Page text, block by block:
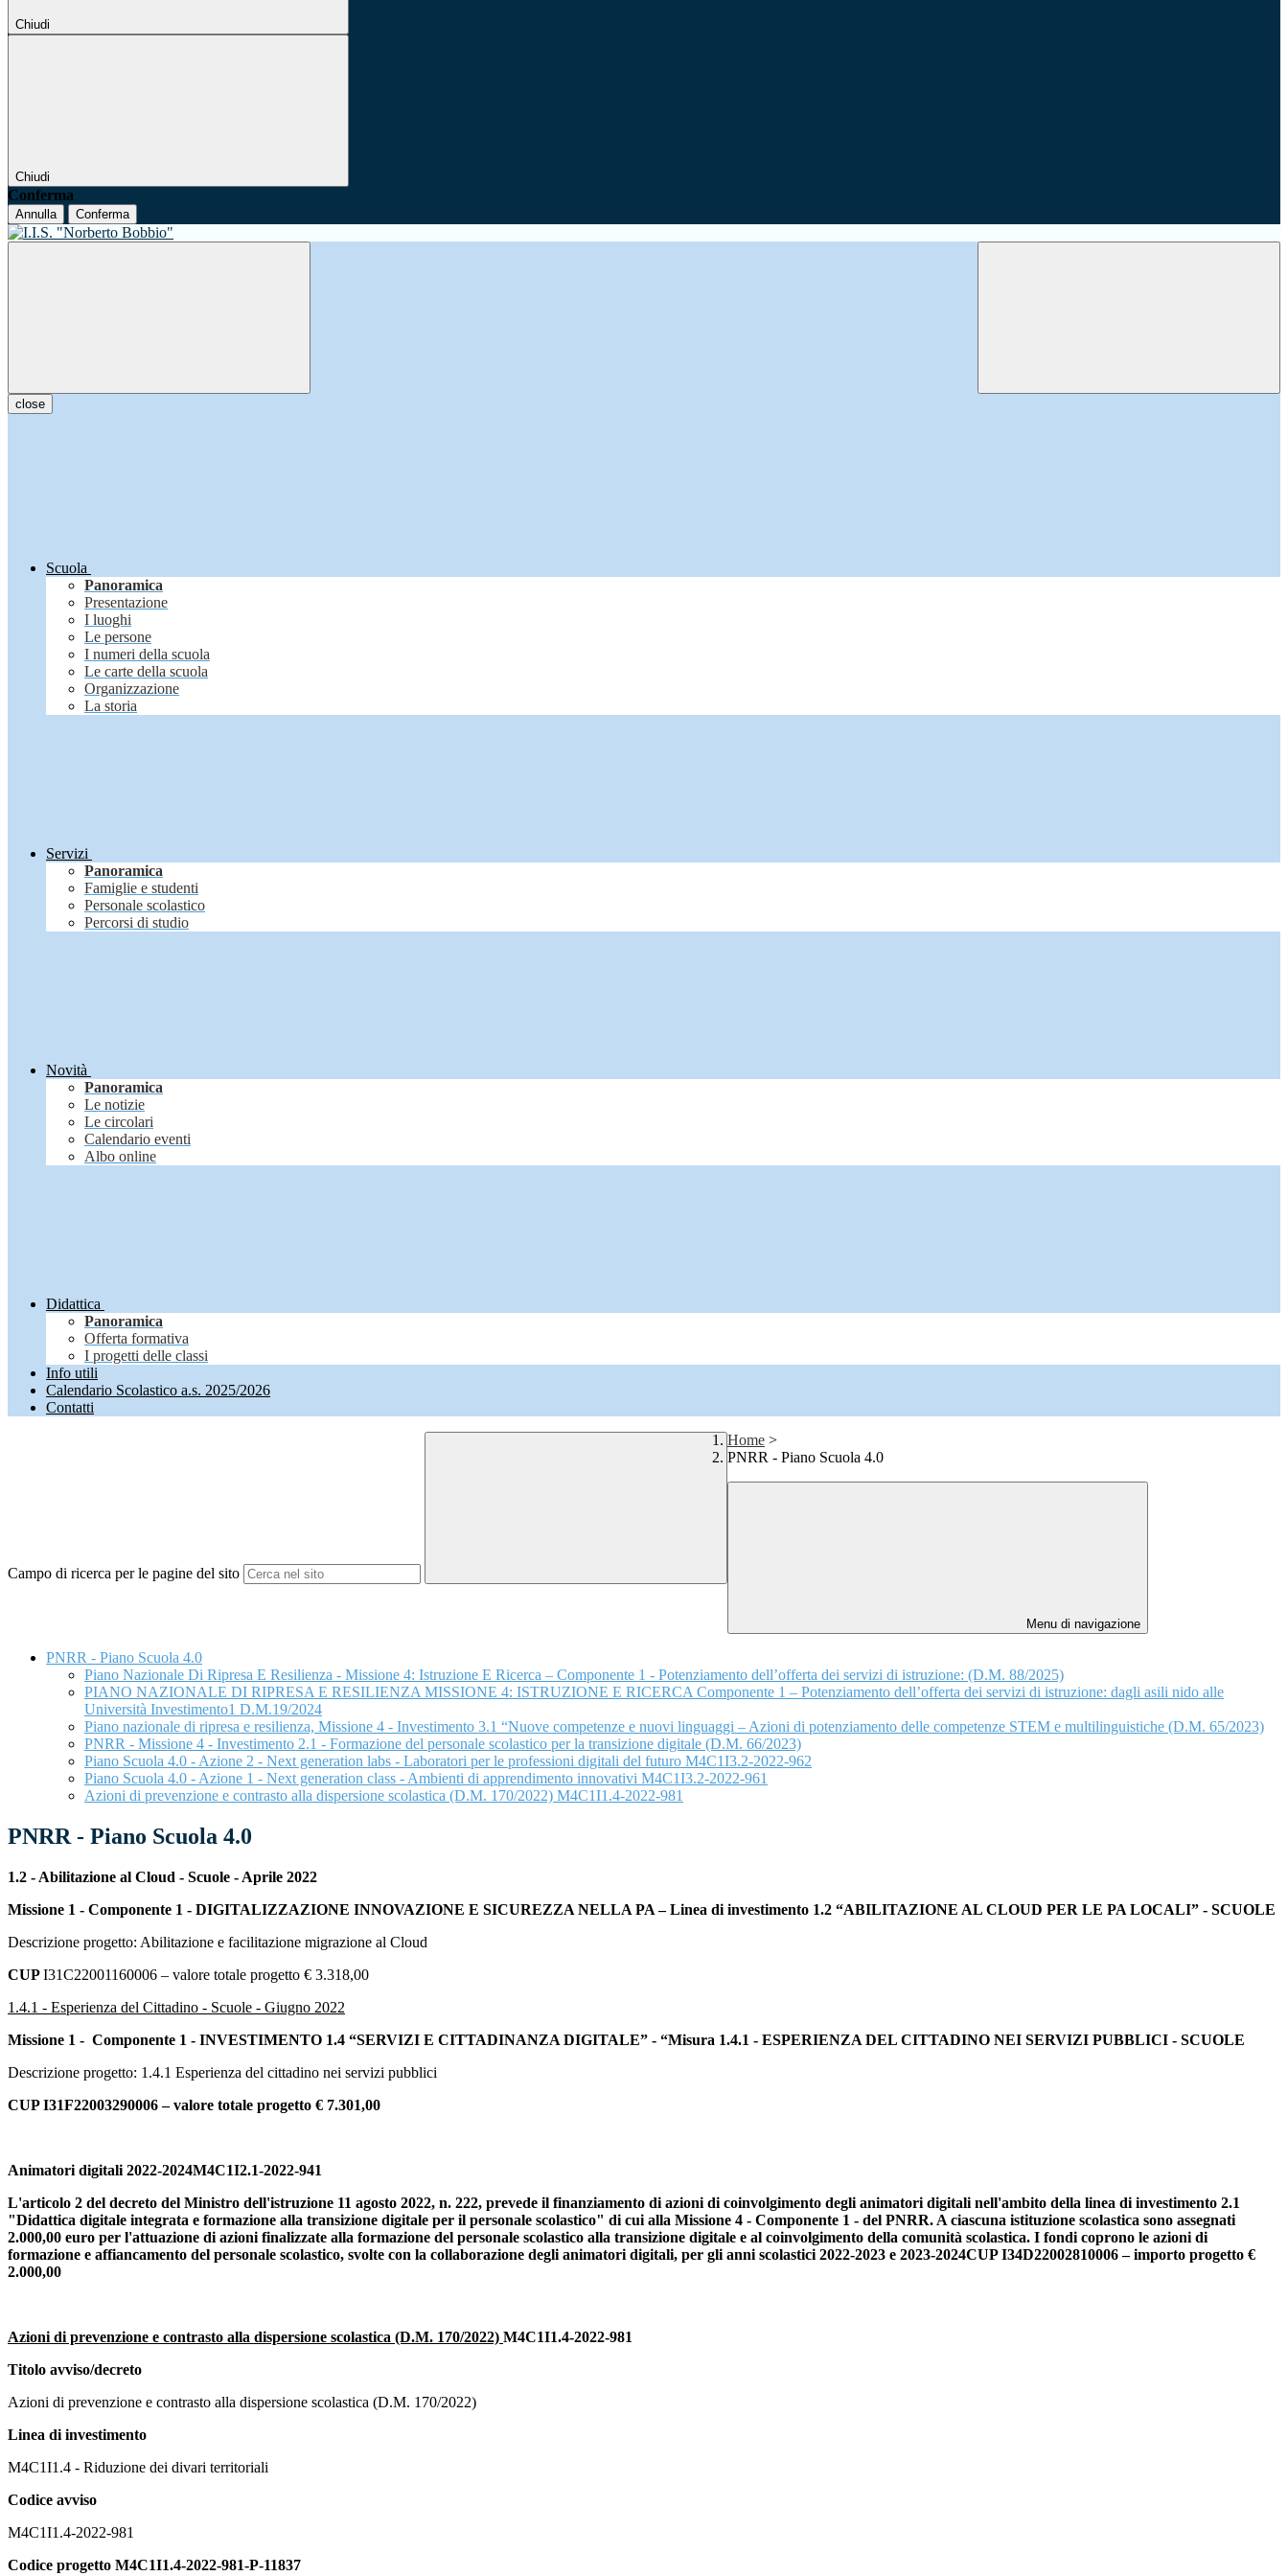
Chiudi
Chiudi
Conferma
Annulla Conferma
close
Scuola
Panoramica
Presentazione
I luoghi
Le persone
I numeri della scuola
Le carte della scuola
Organizzazione
La storia
Servizi
Panoramica
Famiglie e studenti
Personale scolastico
Percorsi di studio
Novità
Panoramica
Le notizie
Le circolari
Calendario eventi
Albo online
Didattica
Panoramica
Offerta formativa
I progetti delle classi
Info utili
Calendario Scolastico a.s. 2025/2026
Contatti
Campo di ricerca per le pagine del sito
Home >
PNRR - Piano Scuola 4.0
Menu di navigazione
PNRR - Piano Scuola 4.0
Piano Nazionale Di Ripresa E Resilienza - Missione 4: Istruzione E Ricerca – Componente 1 - Potenziamento dell’offerta dei servizi di istruzione: (D.M. 88/2025)
PIANO NAZIONALE DI RIPRESA E RESILIENZA MISSIONE 4: ISTRUZIONE E RICERCA Componente 1 – Potenziamento dell’offerta dei servizi di istruzione: dagli asili nido alle
Università Investimento1 D.M.19/2024
Piano nazionale di ripresa e resilienza, Missione 4 - Investimento 3.1 “Nuove competenze e nuovi linguaggi – Azioni di potenziamento delle competenze STEM e multilinguistiche (D.M. 65/2023)
PNRR - Missione 4 - Investimento 2.1 - Formazione del personale scolastico per la transizione digitale (D.M. 66/2023)
Piano Scuola 4.0 - Azione 2 - Next generation labs - Laboratori per le professioni digitali del futuro M4C1I3.2-2022-962
Piano Scuola 4.0 - Azione 1 - Next generation class - Ambienti di apprendimento innovativi M4C1I3.2-2022-961
Azioni di prevenzione e contrasto alla dispersione scolastica (D.M. 170/2022) M4C1I1.4-2022-981
PNRR - Piano Scuola 4.0
1.2 - Abilitazione al Cloud - Scuole - Aprile 2022
Missione 1 - Componente 1 - DIGITALIZZAZIONE INNOVAZIONE E SICUREZZA NELLA PA – Linea di investimento 1.2 “ABILITAZIONE AL CLOUD PER LE PA LOCALI” - SCUOLE
Descrizione progetto: Abilitazione e facilitazione migrazione al Cloud
CUPI31C22001160006 – valore totale progetto € 3.318,00
1.4.1 - Esperienza del Cittadino - Scuole - Giugno 2022
Missione 1 - Componente 1 - INVESTIMENTO 1.4 “SERVIZI E CITTADINANZA DIGITALE” - “Misura 1.4.1 - ESPERIENZA DEL CITTADINO NEI SERVIZI PUBBLICI - SCUOLE
Descrizione progetto: 1.4.1 Esperienza del cittadino nei servizi pubblici
CUP I31F22003290006 – valore totale progetto € 7.301,00
Animatori digitali 2022-2024M4C1I2.1-2022-941
L'articolo 2 del decreto del Ministro dell'istruzione 11 agosto 2022, n. 222, prevede il finanziamento di azioni di coinvolgimento degli animatori digitali nell'ambito della linea di investimento 2.1
"Didattica digitale integrata e formazione alla transizione digitale per il personale scolastico" di cui alla Missione 4 - Componente 1 - del PNRR. A ciascuna istituzione scolastica sono assegnati
2.000,00 euro per l'attuazione di azioni finalizzate alla formazione del personale scolastico alla transizione digitale e al coinvolgimento della comunità scolastica. I fondi coprono le azioni di
formazione e affiancamento del personale scolastico, svolte con la collaborazione degli animatori digitali, per gli anni scolastici 2022-2023 e 2023-2024CUP I34D22002810006 – importo progetto €
2.000,00
Azioni di prevenzione e contrasto alla dispersione scolastica (D.M. 170/2022) M4C1I1.4-2022-981
Titolo avviso/decreto
Azioni di prevenzione e contrasto alla dispersione scolastica (D.M. 170/2022)
Linea di investimento
M4C1I1.4 - Riduzione dei divari territoriali
Codice avviso
M4C1I1.4-2022-981
Codice progetto M4C1I1.4-2022-981-P-11837